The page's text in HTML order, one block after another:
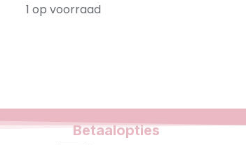
1 op voorraad
Betaalopties